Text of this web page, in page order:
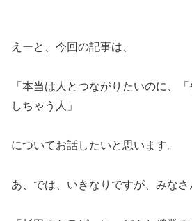
えーと、今回の記事は、
「本当は人とつながりたいのに、
しちゃう人」
についてお話したいと思います。
あ、では、いきなりですが、みなさ